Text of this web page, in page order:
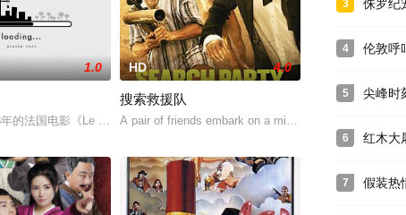
废柴”。⼀次机会，洪英真偶遇⽼同
（万梓良 饰）是一对欢喜冤家，两人一见面便口角不断，笑话连连。
1.0
的法国电影《Le Diner de Cons》改编而成。 蒂姆·瓦格纳（保罗·路德 Paul
HD 4.0
搜索救援队
A pair of friends embark on a mission to reunite their pal
3 侏罗纪
4 伦敦呼
5 尖峰时
6 红木大
7 假装热